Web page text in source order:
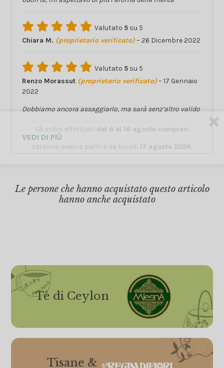
Valutato 5 su 5
Chiara M. (proprietario verificato) – 26 Dicembre 2022
Valutato 5 su 5
Renzo Morassut (proprietario verificato) – 17 Gennaio
2022
Dobbiamo ancora assaggiarlo, ma sarà senz’altro valido
VEDI DI PIÙ
Le persone che hanno acquistato questo articolo
hanno anche acquistato
Tè di Ceylon
Tisane &
Gli ordini effettuati dal 8 al 16 agosto compresi
saranno evasi a partire da lunedì 17 agosto 2026.